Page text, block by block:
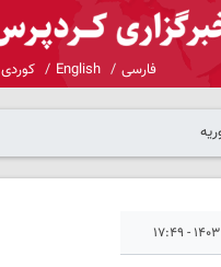
فارسی English کوردی